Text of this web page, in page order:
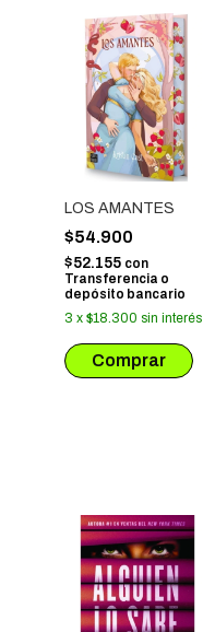
LOS AMANTES
$54.900
$52.155 con
Transferencia o
depósito bancario
3 x $18.300 sin interés